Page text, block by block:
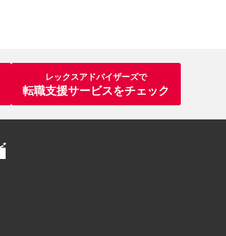
レックスアドバイザーズで
転職支援サービスをチェック